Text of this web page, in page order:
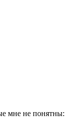
мне не понятны: